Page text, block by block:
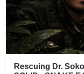
Rescuing Dr.